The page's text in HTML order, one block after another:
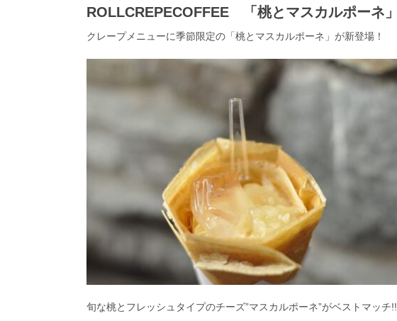
ROLLCREPECOFFEE 「桃とマスカルポーネ」
クレープメニューに季節限定の「桃とマスカルポーネ」が新登場！
旬な桃とフレッシュタイプのチーズ”マスカルポーネ”がベストマッチ!!